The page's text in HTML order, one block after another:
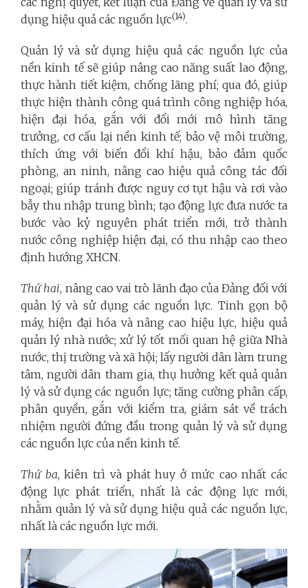
dụng hiệu quả các nguồn lực(14).
Quản lý và sử dụng hiệu quả các nguồn lực của
nền kinh tế sẽ giúp nâng cao năng suất lao động,
thực hành tiết kiệm, chống lãng phí; qua đó, giúp
thực hiện thành công quá trình công nghiệp hóa,
hiện đại hóa, gắn với đổi mới mô hình tăng
trưởng, cơ cấu lại nền kinh tế; bảo vệ môi trường,
thích ứng với biến đổi khí hậu, bảo đảm quốc
phòng, an ninh, nâng cao hiệu quả công tác đối
ngoại; giúp tránh được nguy cơ tụt hậu và rơi vào
bẫy thu nhập trung bình; tạo động lực đưa nước ta
bước vào kỷ nguyên phát triển mới, trở thành
nước công nghiệp hiện đại, có thu nhập cao theo
định hướng XHCN.
Thứ hai, nâng cao vai trò lãnh đạo của Đảng đối với
quản lý và sử dụng các nguồn lực. Tinh gọn bộ
máy, hiện đại hóa và nâng cao hiệu lực, hiệu quả
quản lý nhà nước; xử lý tốt mối quan hệ giữa Nhà
nước, thị trường và xã hội; lấy người dân làm trung
tâm, người dân tham gia, thụ hưởng kết quả quản
lý và sử dụng các nguồn lực; tăng cường phân cấp,
phân quyền, gắn với kiểm tra, giám sát về trách
nhiệm người đứng đầu trong quản lý và sử dụng
các nguồn lực của nền kinh tế.
Thứ ba, kiên trì và phát huy ở mức cao nhất các
động lực phát triển, nhất là các động lực mới,
nhằm quản lý và sử dụng hiệu quả các nguồn lực,
nhất là các nguồn lực mới.